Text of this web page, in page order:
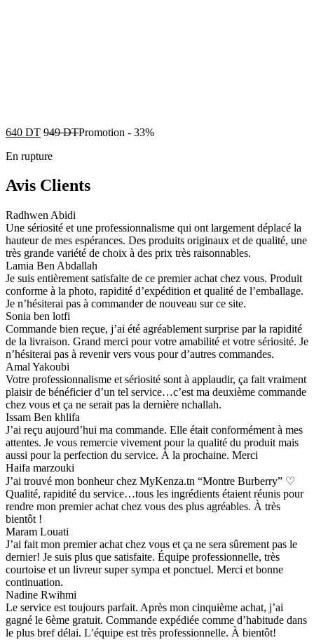
640 DT 949DTPromotion - 33%
En rupture
Avis Clients
Radhwen Abidi
Une sériosité et une professionnalisme qui ont largement déplacé la
hauteur de mes espérances. Des produits originaux et de qualité, une
très grande variété de choix à des prix très raisonnables.
Lamia Ben Abdallah
Je suis entièrement satisfaite de ce premier achat chez vous. Produit
conforme à la photo, rapidité d’expédition et qualité de l’emballage.
Je n’hésiterai pas à commander de nouveau sur ce site.
Sonia ben lotfi
Commande bien reçue, j’ai été agréablement surprise par la rapidité
de la livraison. Grand merci pour votre amabilité et votre sériosité. Je
n’hésiterai pas à revenir vers vous pour d’autres commandes.
Amal Yakoubi
Votre professionnalisme et sériosité sont à applaudir, ça fait vraiment
plaisir de bénéficier d’un tel service…c’est ma deuxième commande
chez vous et ça ne serait pas la dernière nchallah.
Issam Ben khlifa
J’ai reçu aujourd’hui ma commande. Elle était conformément à mes
attentes. Je vous remercie vivement pour la qualité du produit mais
aussi pour la perfection du service. À la prochaine. Merci
Haifa marzouki
J’ai trouvé mon bonheur chez MyKenza.tn “Montre Burberry” ♡
Qualité, rapidité du service…tous les ingrédients étaient réunis pour
rendre mon premier achat chez vous des plus agréables. À très
bientôt !
Maram Louati
J’ai fait mon premier achat chez vous et ça ne sera sûrement pas le
dernier! Je suis plus que satisfaite. Équipe professionnelle, très
courtoise et un livreur super sympa et ponctuel. Merci et bonne
continuation.
Nadine Rwihmi
Le service est toujours parfait. Après mon cinquième achat, j’ai
gagné le 6ème gratuit. Commande expédiée comme d’habitude dans
le plus bref délai. L’équipe est très professionnelle. À bientôt!